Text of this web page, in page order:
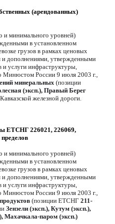
(арендованных)
и минимального уровней)
в установленном
грузов в рамках ценовых
и дополнениями, утвержденными
услуги инфраструктуры,
Минюстом России 9 июля 2003 г.,
минеральных(позиции
(эксп.), Правый Берег
железной дороги.
ЕТСНГ 226021, 226069,
и минимального уровней)
в установленном
грузов в рамках ценовых
и дополнениями, утвержденными
услуги инфраструктуры,
Минюстом России 9 июля 2003 г.,
(позиции ЕТСНГ 211-
Зензели (эксп.), Кутум (эксп.),
Махачкала-паром (эксп.)